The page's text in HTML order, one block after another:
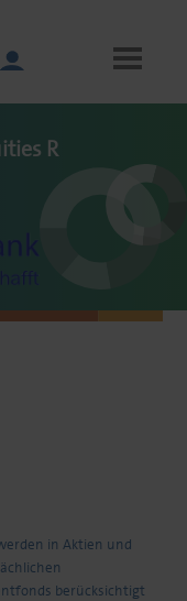
R
in Aktien und
berücksichtigt